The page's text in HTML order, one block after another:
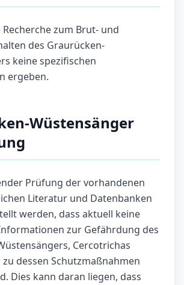
zum Brut- und
des Graurücken-
keine spezifischen
ergeben.
Wüstensänger
Prüfung der vorhandenen
Literatur und Datenbanken
werden, dass aktuell keine
zur Gefährdung des
Cercotrichas
dessen Schutzmaßnahmen
Dies kann daran liegen, dass